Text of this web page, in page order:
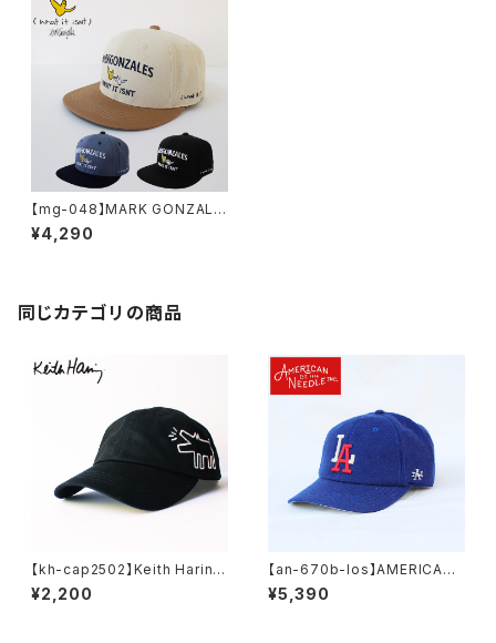
【mg-048】MARK GONZALE
S BB Cap マークゴンザレス 刺
繍 ベースボールキャップ つば裏
¥4,290
同じカテゴリの商品
【kh-cap2502】Keith Haring
キースヘリング アート 刺繍 ア
ート ローキャップ 帽子 メンズキ
¥2,200
【an-670b-los】AMERICAN
NEEDLE アメリカンニードル M
INOR LEAGUE BASEBALL C
¥5,390